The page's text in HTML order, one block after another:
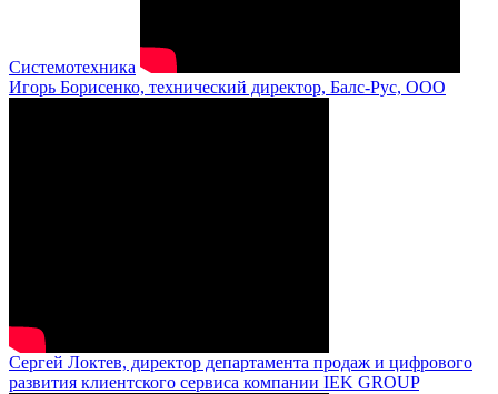
Системотехника
Игорь Борисенко, технический директор, Балс-Рус, ООО
Сергей Локтев, директор департамента продаж и цифрового
развития клиентского сервиса компании IEK GROUP